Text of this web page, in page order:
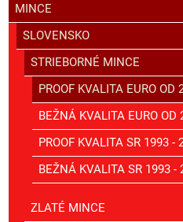
MINCE
SLOVENSKO
STRIEBORNÉ MINCE
PROOF KVALITA EURO OD
BEŽNÁ KVALITA EURO OD
PROOF KVALITA SR 1993 -
BEŽNÁ KVALITA SR 1993 -
ZLATÉ MINCE